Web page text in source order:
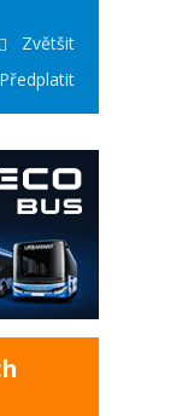
Zvětšit
Předplatit